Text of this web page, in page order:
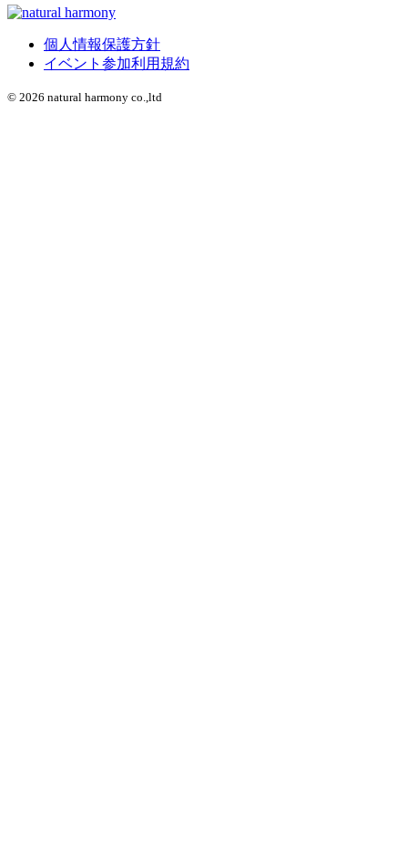
個人情報保護方針
イベント参加利用規約
© 2026 natural harmony co.,ltd